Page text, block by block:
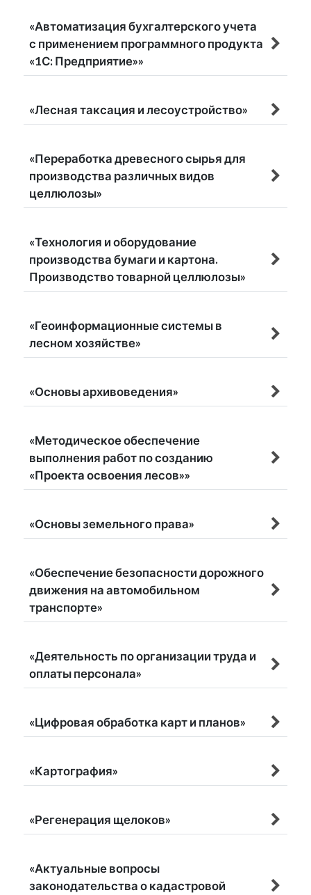
«Автоматизация бухгалтерского учета
с применением программного продукта
«1С: Предприятие»»
«Лесная таксация и лесоустройство»
«Переработка древесного сырья для
производства различных видов
целлюлозы»
«Технология и оборудование
производства бумаги и картона.
Производство товарной целлюлозы»
«Геоинформационные системы в
лесном хозяйстве»
«Основы архивоведения»
«Методическое обеспечение
выполнения работ по созданию
«Проекта освоения лесов»»
«Основы земельного права»
«Обеспечение безопасности дорожного
движения на автомобильном
транспорте»
«Деятельность по организации труда и
оплаты персонала»
«Цифровая обработка карт и планов»
«Картография»
«Регенерация щелоков»
«Актуальные вопросы
законодательства о кадастровой